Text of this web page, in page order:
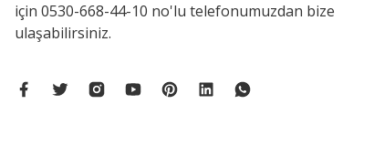
için 0530-668-44-10 no'lu telefonumuzdan bize
ulaşabilirsiniz.